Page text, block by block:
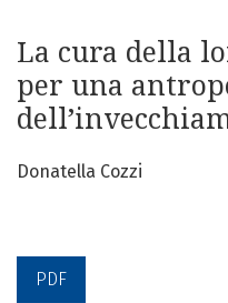
La cura della
per una
Donatella Cozzi
PDF